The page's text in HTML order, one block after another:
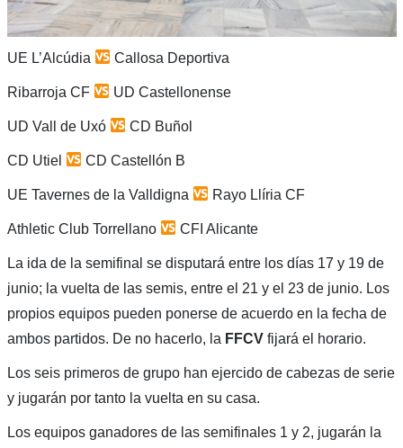
UE L’Alcúdia Callosa Deportiva
Ribarroja CF UD Castellonense
UD Vall de Uxó CD Buñol
CD Utiel CD Castellón B
UE Tavernes de la Valldigna Rayo Llíria CF
Athletic Club Torrellano CFI Alicante
La ida de la semifinal se disputará entre los días 17 y 19 de
junio; la vuelta de las semis, entre el 21 y el 23 de junio. Los
propios equipos pueden ponerse de acuerdo en la fecha de
ambos partidos. De no hacerlo, la FFCVfijará el horario.
Los seis primeros de grupo han ejercido de cabezas de serie
y jugarán por tanto la vuelta en su casa.
Los equipos ganadores de las semifinales 1 y 2, jugarán la